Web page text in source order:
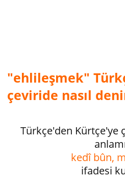
"ehlileşmek"
çeviride nasıl
Türkçe'den Kürtçe'ye
kedî bûn,
ifadesi